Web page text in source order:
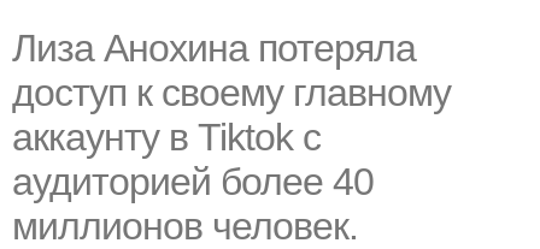
Лиза Анохина потеряла
доступ к своему главному
аккаунту в Tiktok с
аудиторией более 40
миллионов человек.